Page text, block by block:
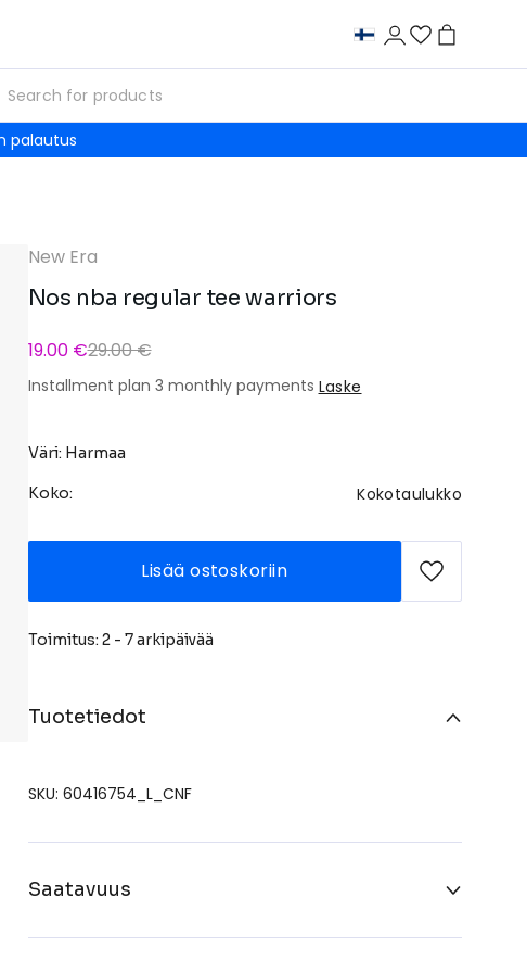
palautus
New Era
Nos nba regular tee warriors
19.00 €29.00 €
Installment plan 3 monthly payments Laske
Väri: Harmaa
Koko: Kokotaulukko
Lisää ostoskoriin
Toimitus: 2 - 7 arkipäivää
Tuotetiedot
SKU: 60416754_L_CNF
Saatavuus